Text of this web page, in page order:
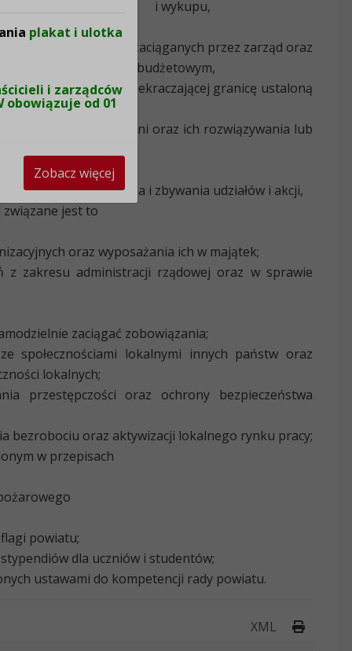
nabywania i wykupu,
krótkoterminowych zaciąganych przez zarząd oraz
przez zarząd w roku budżetowym,
o wartości przekraczającej granicę ustaloną
fundacji i spółdzielni oraz ich rozwiązywania lub
i występowania
nabywania i zbywania udziałów i akcji,
związane jest to
oraz wyposażania ich w majątek;
z zakresu administracji rządowej oraz w sprawie
zaciągać zobowiązania;
społecznościami lokalnymi innych państw oraz
lokalnych;
przestępczości oraz ochrony bezpieczeństwa
bezrobociu oraz aktywizacji lokalnego rynku pracy;
w przepisach
powiatu;
dla uczniów i studentów;
ustawami do kompetencji rady powiatu.
XML Drukuj
plakat i ulotka
i zarządców
obowiązuje od 01
Zobacz więcej